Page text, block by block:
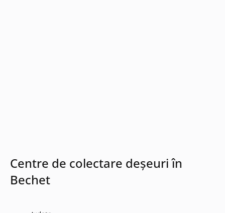
Centre de colectare deșeuri în
Bechet